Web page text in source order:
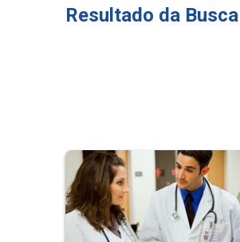
Resultado da Busca